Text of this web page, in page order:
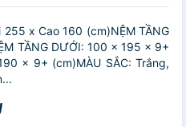
255 x Cao 160 (cm)NỆM TẦNG
TẦNG DƯỚI: 100 x 195 x 9+
x 9+ (cm)MÀU SẮC: Trắng,